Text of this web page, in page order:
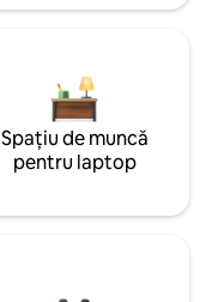
Spațiu de muncă
pentru laptop